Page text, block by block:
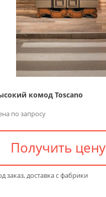
комод Toscano
по запросу
Получить цену
заказ, доставка с фабрики